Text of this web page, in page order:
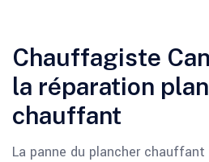
Chauffagiste
la réparation
chauffant
La panne du plancher